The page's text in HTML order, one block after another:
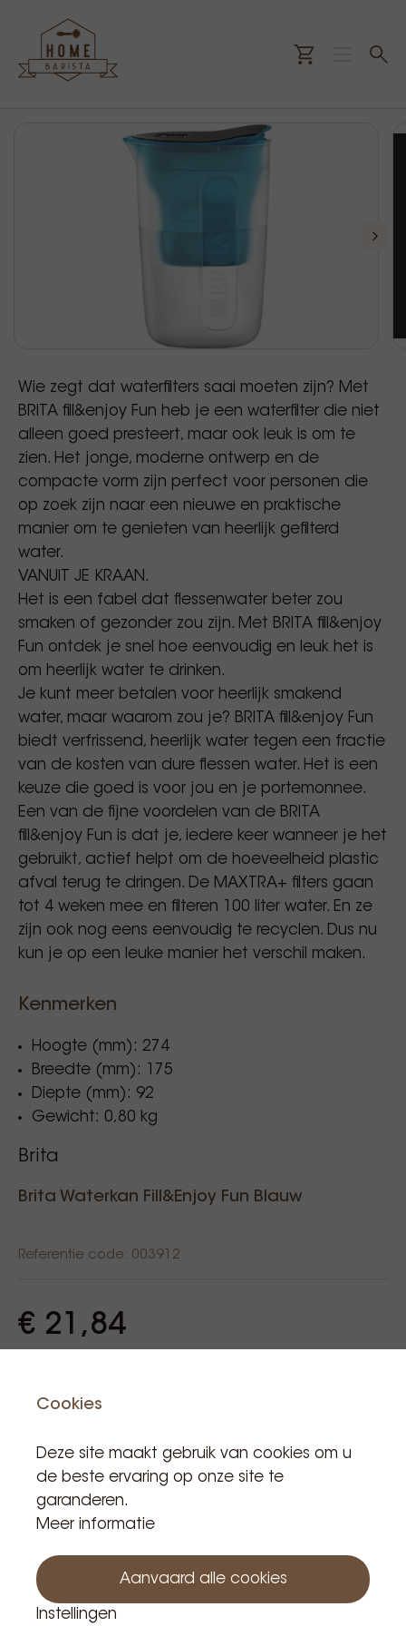
Wie zegt dat waterfilters saai moeten zijn? Met
BRITA fill&enjoy Fun heb je een waterfilter die niet
alleen goed presteert, maar ook leuk is om te
zien. Het jonge, moderne ontwerp en de
compacte vorm zijn perfect voor personen die
op zoek zijn naar een nieuwe en praktische
manier om te genieten van heerlijk gefilterd
water.
VANUIT JE KRAAN.
Het is een fabel dat flessenwater beter zou
smaken of gezonder zou zijn. Met BRITA fill&enjoy
Fun ontdek je snel hoe eenvoudig en leuk het is
om heerlijk water te drinken.
Je kunt meer betalen voor heerlijk smakend
water, maar waarom zou je? BRITA fill&enjoy Fun
biedt verfrissend, heerlijk water tegen een fractie
van de kosten van dure flessen water. Het is een
keuze die goed is voor jou en je portemonnee.
Een van de fijne voordelen van de BRITA
fill&enjoy Fun is dat je, iedere keer wanneer je het
gebruikt, actief helpt om de hoeveelheid plastic
afval terug te dringen. De MAXTRA+ filters gaan
tot 4 weken mee en filteren 100 liter water. En ze
zijn ook nog eens eenvoudig te recyclen. Dus nu
kun je op een leuke manier het verschil maken.
Kenmerken
Hoogte (mm): 274
Breedte (mm): 175
Diepte (mm): 92
Gewicht: 0,80 kg
Brita
Brita Waterkan Fill&Enjoy Fun Blauw
Referentie code: 003912
€ 21,84
Houd me op de hoogte
Cookies
Deze site maakt gebruik van cookies om u
de beste ervaring op onze site te
garanderen.
Meer informatie
Aanvaard alle cookies
Instellingen